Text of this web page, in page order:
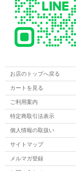
お店のトップへ戻る
カートを見る
ご利用案内
特定商取引法表示
個人情報の取扱い
サイトマップ
メルマガ登録